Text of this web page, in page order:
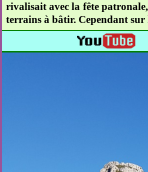
rivalisait avec la fête
terrains à bâtir. Cependant